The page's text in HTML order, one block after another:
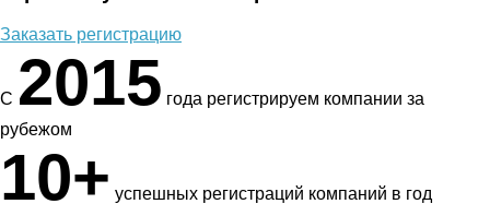
Заказать регистрацию
С 2015 года регистрируем компании за
рубежом
10+ успешных регистраций компаний в год